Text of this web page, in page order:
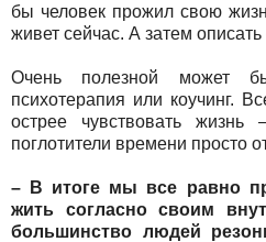
бы человек прожил свою
живет сейчас. А затем
Очень полезной может
психотерапия или коучинг.
острее чувствовать
поглотители времени просто
– В итоге мы все равно
жить согласно своим
большинство людей